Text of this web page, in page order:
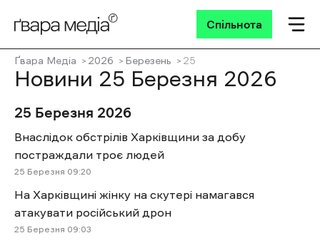
Спільнота
Ґвара Медіа 2026 Березень 25
Новини 25 Березня 2026
25 Березня 2026
Внаслідок обстрілів Харківщини за добу
постраждали троє людей
25 Березня 09:20
На Харківщині жінку на скутері намагався
атакувати російський дрон
25 Березня 09:03